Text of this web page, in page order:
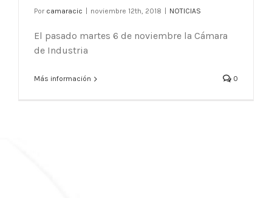
Por camaracic noviembre 12th, 2018 NOTICIAS
El pasado martes 6 de noviembre la Cámara
de Industria
Más información 0